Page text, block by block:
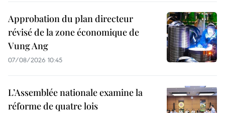
Approbation du plan directeur
révisé de la zone économique de
Vung Ang
07/08/2026 10:45
L’Assemblée nationale examine la
réforme de quatre lois